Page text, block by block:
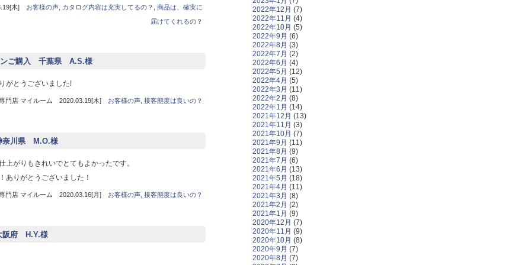
木] お客様の声, カタログ内容は充実してるの？
商品は、確実に
届けてくれるの？
ンご購入 千葉県 A.S.様
がとうございました!
門店 マイルーム 2020.03.19[木] お客様の声, 接客態度は良いの？
奈川県 M.O.様
がりもきれいでとてもよかったです。
ありがとうございました！
門店 マイルーム 2020.03.16[月] お客様の声, 接客態度は良いの？
阪府 H.Y.様
2022年12月 (7)
2022年11月 (4)
2022年10月 (5)
2022年9月 (6)
2022年8月 (3)
2022年7月 (2)
2022年6月 (4)
2022年5月 (12)
2022年4月 (5)
2022年3月 (11)
2022年2月 (8)
2022年1月 (14)
2021年12月 (13)
2021年11月 (3)
2021年10月 (7)
2021年9月 (11)
2021年8月 (9)
2021年7月 (6)
2021年6月 (13)
2021年5月 (18)
2021年4月 (11)
2021年3月 (8)
2021年2月 (2)
2021年1月 (9)
2020年12月 (7)
2020年11月 (9)
2020年10月 (8)
2020年9月 (7)
2020年8月 (7)